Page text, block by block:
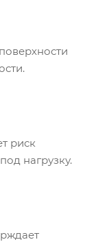
риск
нагрузку.